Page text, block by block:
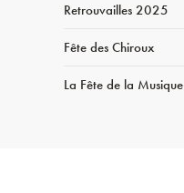
Retrouvailles 2025
Fête des Chiroux
La Fête de la Musique